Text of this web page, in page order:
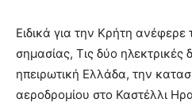
Ειδικά για την Κρήτη ανέφερε
σημασίας, Τις δύο ηλεκτρικές
ηπειρωτική Ελλάδα, την
αεροδρομίου στο Καστέλλι